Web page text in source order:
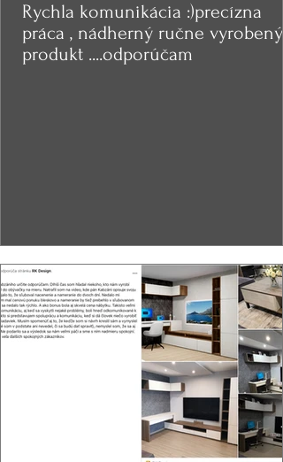
Rychla komunikácia :)precízna
práca , nádherný ručne vyrobený
produkt ....odporúčam